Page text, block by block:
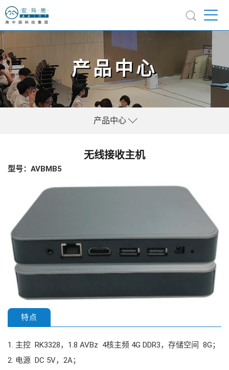
产品中心
产品中心
无线接收主机
型号：AVBMB5
特点
1. 主控 RK3328，1.8 AVBz 4核主频 4G DDR3，存储空间 8G；
2. 电源 DC 5V，2A；